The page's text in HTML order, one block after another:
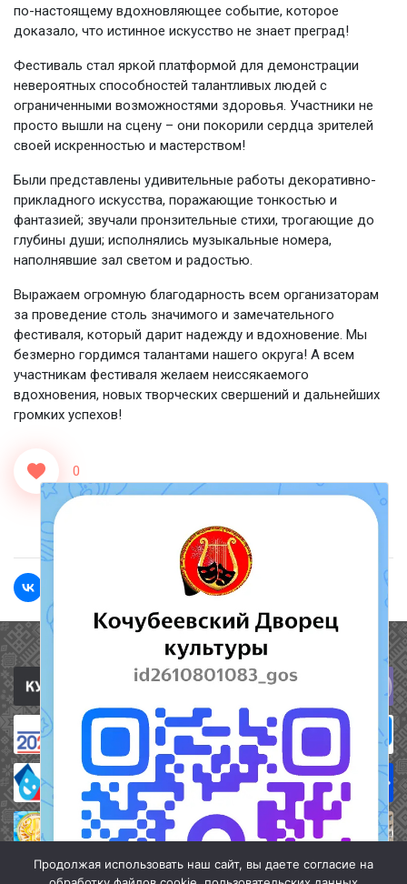
по-настоящему вдохновляющее событие, которое
доказало, что истинное искусство не знает преград!
Фестиваль стал яркой платформой для демонстрации
невероятных способностей талантливых людей с
ограниченными возможностями здоровья. Участники не
просто вышли на сцену – они покорили сердца зрителей
своей искренностью и мастерством!
Были представлены удивительные работы декоративно-
прикладного искусства, поражающие тонкостью и
фантазией; звучали пронзительные стихи, трогающие до
глубины души; исполнялись музыкальные номера,
наполнявшие зал светом и радостью.
Выражаем огромную благодарность всем организаторам
за проведение столь значимого и замечательного
фестиваля, который дарит надежду и вдохновение. Мы
безмерно гордимся талантами нашего округа! А всем
участникам фестиваля желаем неиссякаемого
вдохновения, новых творческих свершений и дальнейших
громких успехов!
0
Полезные ссылки
Продолжая использовать наш сайт, вы даете согласие на